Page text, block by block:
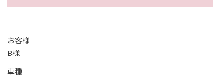
お客様
B様
車種